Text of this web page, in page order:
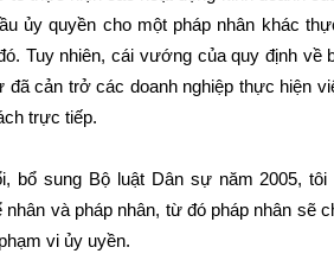
ủy quyền cho một pháp nhân khác
Tuy nhiên, cái vướng của quy định về
đã cản trở các doanh nghiệp thực hiện
trực tiếp.
bổ sung Bộ luật Dân sự năm 2005,
nhân và pháp nhân, từ đó pháp nhân sẽ
vi ủy uyền.